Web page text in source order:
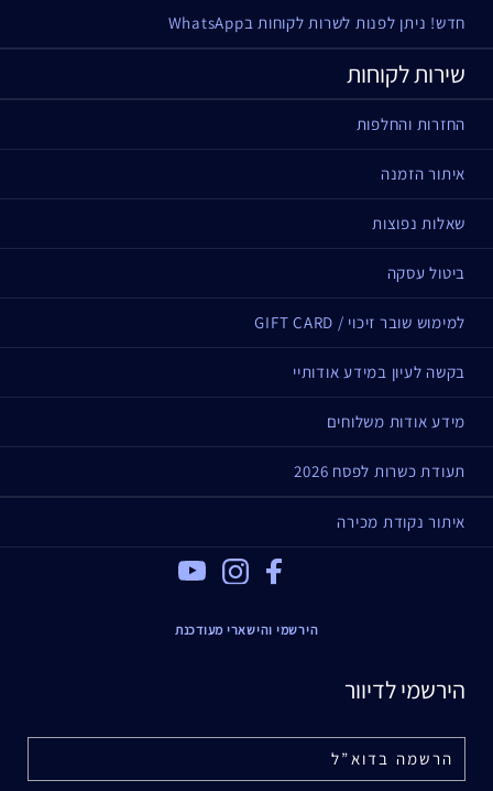
חדש! ניתן לפנות לשרות לקוחות בWhatsApp
שירות לקוחות
החזרות והחלפות
איתור הזמנה
שאלות נפוצות
ביטול עסקה
למימוש שובר זיכוי / GIFT CARD
בקשה לעיון במידע אודותיי
מידע אודות משלוחים
תעודת כשרות לפסח 2026
איתור נקודת מכירה
Facebook
הירשמי והישארי מעודכנת
הירשמי לדיוור